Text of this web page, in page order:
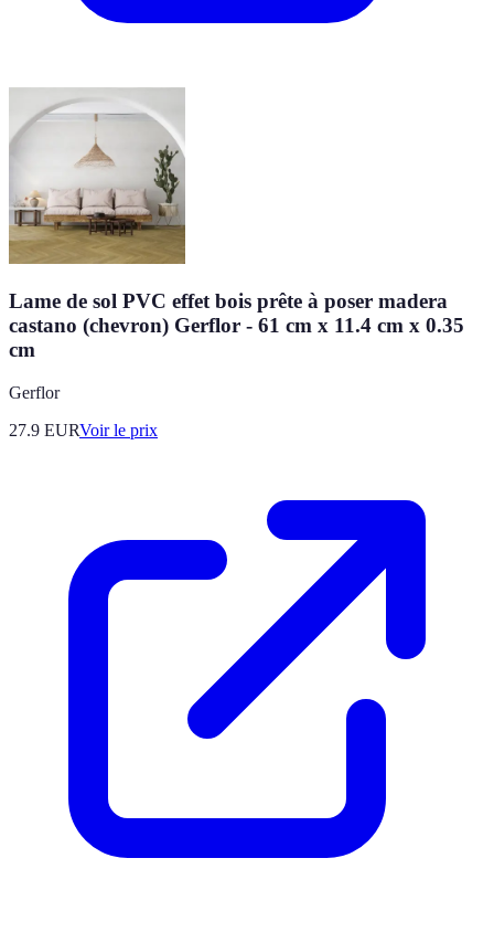
Lame de sol PVC effet bois prête à poser madera
castano (chevron) Gerflor - 61 cm x 11.4 cm x 0.35
cm
Gerflor
27.9 EURVoir le prix